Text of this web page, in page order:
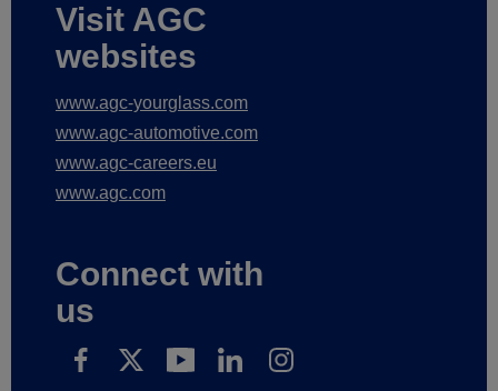
Visit AGC
websites
www.agc-yourglass.com
www.agc-automotive.com
www.agc-careers.eu
www.agc.com
Connect with
us